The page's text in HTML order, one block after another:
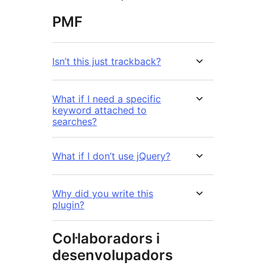
PMF
Isn’t this just trackback?
What if I need a specific
keyword attached to
searches?
What if I don’t use jQuery?
Why did you write this
plugin?
Col·laboradors i
desenvolupadors